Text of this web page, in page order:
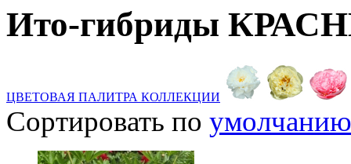
Ито-гибриды
ЦВЕТОВАЯ ПАЛИТРА КОЛЛЕКЦИИ
Сортировать по умолчанию